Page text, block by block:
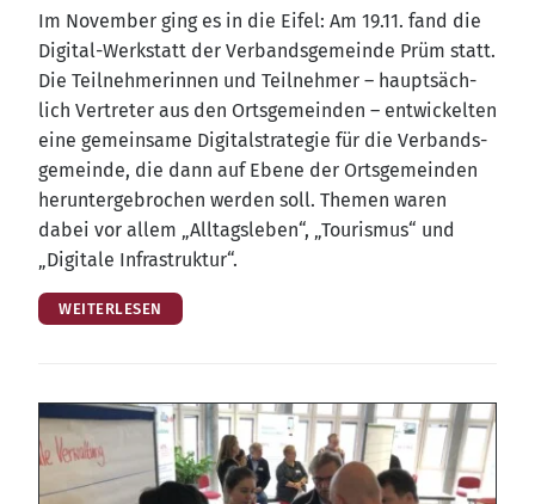
Im Novem­ber ging es in die Eifel: Am 19.11. fand die
Digi­tal-Werk­statt der Ver­bands­ge­mein­de Prüm statt.
Die Teil­neh­me­rin­nen und Teil­neh­mer – haupt­säch­
lich Ver­tre­ter aus den Orts­ge­mein­den – ent­wi­ckel­ten
eine gemein­sa­me Digi­tal­stra­te­gie für die Ver­bands­
ge­mein­de, die dann auf Ebe­ne der Orts­ge­mein­den
her­un­ter­ge­bro­chen wer­den soll. The­men waren
dabei vor allem „All­tags­le­ben“, „Tou­ris­mus“ und
„Digi­ta­le Infrastruktur“.
WEITERLESEN